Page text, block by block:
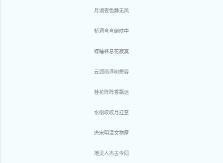
月湖夜色静无风
桥洞弯弯倒映中
蝶睡蜂息花寂寞
云润雨泽树想容
桂花阵阵香飘远
水榭皎皎月挂空
唐宋明清文物厚
地灵人杰古今同